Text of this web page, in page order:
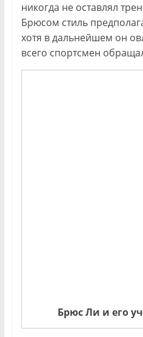
никогда не оставлял
Брюсом стиль
хотя в дальнейшем он
всего спортсмен
Брюс Ли и его